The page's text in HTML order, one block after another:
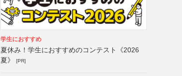
学生におすすめ
夏休み！学生におすすめのコンテスト《2026
夏》
[PR]